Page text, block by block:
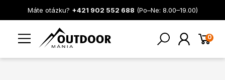
Máte otázku? +421 902 552 688 (Po–Ne: 8.00–19.00)
0